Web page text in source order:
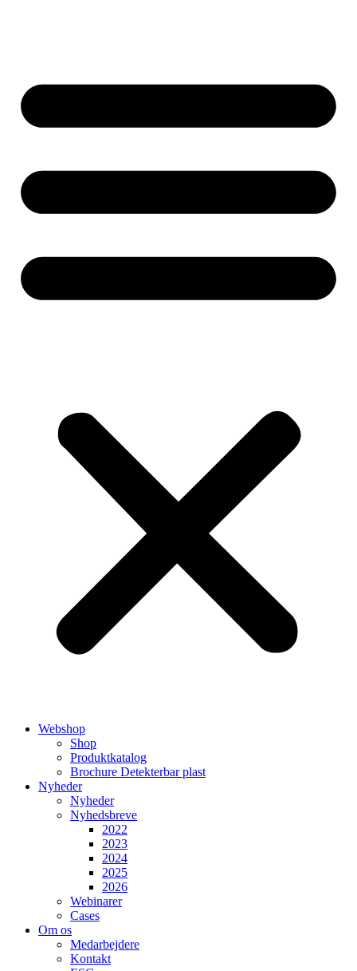
Webshop
Shop
Produktkatalog
Brochure Detekterbar plast
Nyheder
Nyheder
Nyhedsbreve
2022
2023
2024
2025
2026
Webinarer
Cases
Om os
Medarbejdere
Kontakt